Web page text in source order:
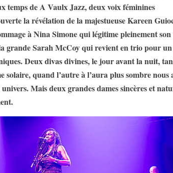
temps de A Vaulx Jazz, deux voix féminines
la révélation de la majestueuse Kareen
à Nina Simone qui légitime pleinement
grande Sarah McCoy qui revient en trio pour
Deux divas divines, le jour avant la nuit,
solaire, quand l’autre à l’aura plus sombre nous
Mais deux grandes dames sincères et